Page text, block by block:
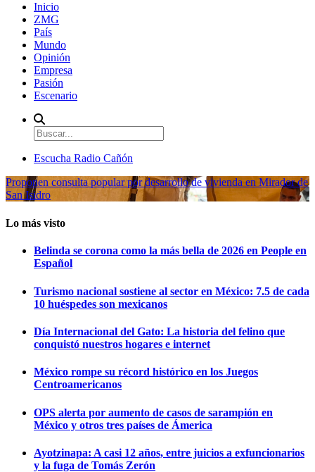
Inicio
ZMG
País
Mundo
Opinión
Empresa
Pasión
Escenario
Escucha Radio Cañón
Proponen consulta popular por desarrollo de vivienda en Mirador de
San Isidro
Lo más visto
Belinda se corona como la más bella de 2026 en People en
Español
Turismo nacional sostiene al sector en México: 7.5 de cada
10 huéspedes son mexicanos
Día Internacional del Gato: La historia del felino que
conquistó nuestros hogares e internet
México rompe su récord histórico en los Juegos
Centroamericanos
OPS alerta por aumento de casos de sarampión en
México y otros tres países de Ámerica
Ayotzinapa: A casi 12 años, entre juicios a exfuncionarios
y la fuga de Tomás Zerón